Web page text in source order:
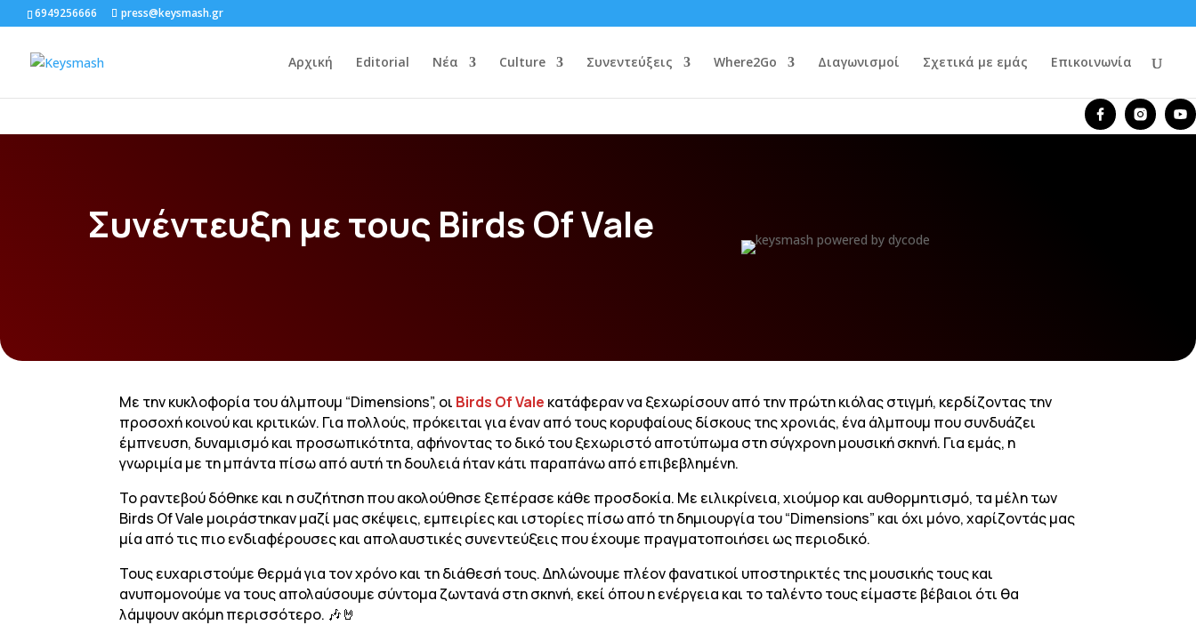
6949256666 press@keysmash.gr
Αρχική Editorial Νέα Culture Συνεντεύξεις Where2Go Διαγωνισμοί Σχετικά με εμάς Επικοινωνία
Συνέντευξη με τους Birds Of Vale
Με την κυκλοφορία του άλμπουμ “Dimensions”, οι Birds Of Vale κατάφεραν να ξεχωρίσουν από την πρώτη κιόλας στιγμή, κερδίζοντας την
προσοχή κοινού και κριτικών. Για πολλούς, πρόκειται για έναν από τους κορυφαίους δίσκους της χρονιάς, ένα άλμπουμ που συνδυάζει
έμπνευση, δυναμισμό και προσωπικότητα, αφήνοντας το δικό του ξεχωριστό αποτύπωμα στη σύγχρονη μουσική σκηνή. Για εμάς, η
γνωριμία με τη μπάντα πίσω από αυτή τη δουλειά ήταν κάτι παραπάνω από επιβεβλημένη.
Το ραντεβού δόθηκε και η συζήτηση που ακολούθησε ξεπέρασε κάθε προσδοκία. Με ειλικρίνεια, χιούμορ και αυθορμητισμό, τα μέλη των
Birds Of Vale μοιράστηκαν μαζί μας σκέψεις, εμπειρίες και ιστορίες πίσω από τη δημιουργία του “Dimensions” και όχι μόνο, χαρίζοντάς μας
μία από τις πιο ενδιαφέρουσες και απολαυστικές συνεντεύξεις που έχουμε πραγματοποιήσει ως περιοδικό.
Τους ευχαριστούμε θερμά για τον χρόνο και τη διάθεσή τους. Δηλώνουμε πλέον φανατικοί υποστηρικτές της μουσικής τους και
ανυπομονούμε να τους απολαύσουμε σύντομα ζωντανά στη σκηνή, εκεί όπου η ενέργεια και το ταλέντο τους είμαστε βέβαιοι ότι θα
λάμψουν ακόμη περισσότερο. 🎶🤘